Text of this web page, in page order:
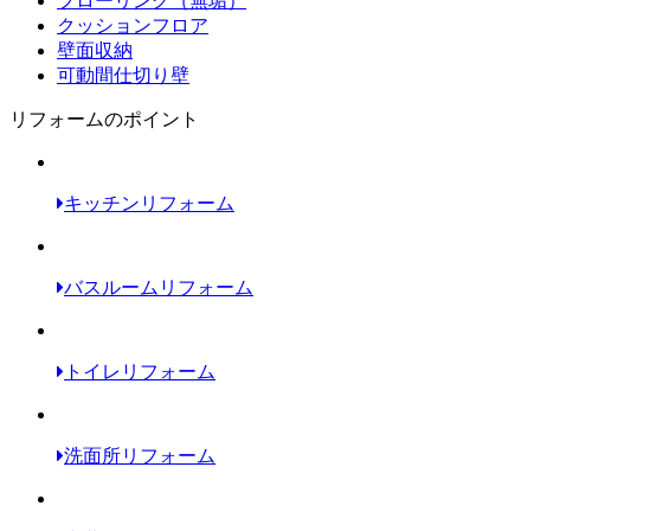
クッションフロア
壁面収納
可動間仕切り壁
リフォームのポイント
キッチンリフォーム
バスルームリフォーム
トイレリフォーム
洗面所リフォーム